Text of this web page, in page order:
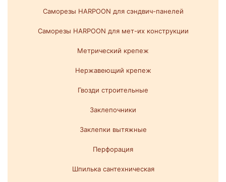
Саморезы HARPOON для сэндвич-панелей
Саморезы HARPOON для мет-их конструкции
Метрический крепеж
Нержавеющий крепеж
Гвозди строительные
Заклепочники
Заклепки вытяжные
Перфорация
Шпилька сантехническая